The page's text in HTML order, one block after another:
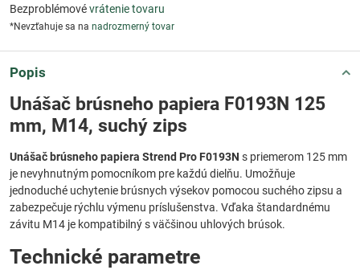
Bezproblémovévrátenie tovaru
*Nevzťahuje sa na nadrozmerný tovar
Popis
Unášač brúsneho papiera F0193N 125
mm, M14, suchý zips
Unášač brúsneho papiera Strend Pro F0193N s priemerom 125 mm
je nevyhnutným pomocníkom pre každú dielňu. Umožňuje
jednoduché uchytenie brúsnych výsekov pomocou suchého zipsu a
zabezpečuje rýchlu výmenu príslušenstva. Vďaka štandardnému
závitu M14 je kompatibilný s väčšinou uhlových brúsok.
Technické parametre